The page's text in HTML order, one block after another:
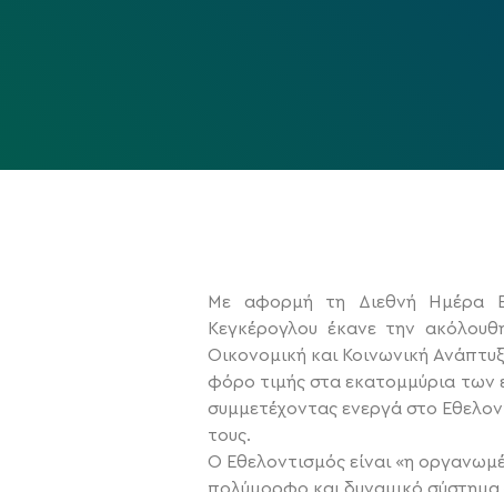
Με αφορμή τη Διεθνή Ημέρα
Κεγκέρογλου έκανε την
Οικονομική και Κοινωνική
φόρο τιμής στα εκατομμύρια των
συμμετέχοντας ενεργά στο
τους.
O Εθελοντισμός είναι «η